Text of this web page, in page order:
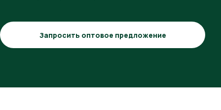
Запросить оптовое предложение